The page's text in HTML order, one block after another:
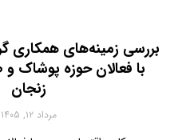
بررسی زمینه‌های همکاری
با فعالان حوزه پوشاک
زنجان
مرداد ۱۲, ۱۴۰۵